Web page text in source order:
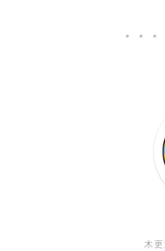
木更